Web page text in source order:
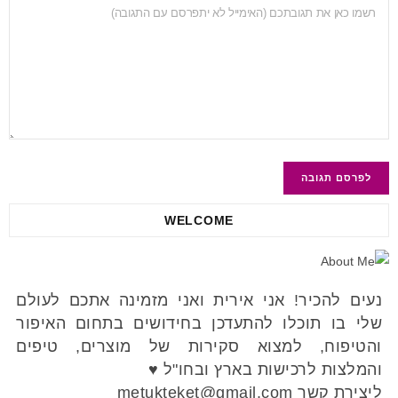
WELCOME
נעים להכיר! אני אירית ואני מזמינה אתכם לעולם
שלי בו תוכלו להתעדכן בחידושים בתחום האיפור
והטיפוח, למצוא סקירות של מוצרים, טיפים
והמלצות לרכישות בארץ ובחו"ל ♥
ליצירת קשר metukteket@gmail.com